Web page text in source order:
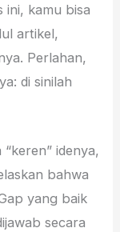
ini, kamu bisa
artikel,
Perlahan,
di sinilah
idenya,
bahwa
yang baik
secara